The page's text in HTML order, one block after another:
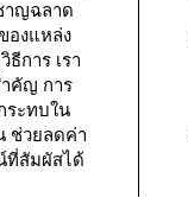
าญฉลาด
องแหล่ง
ำคัญ การ
ระทบใน